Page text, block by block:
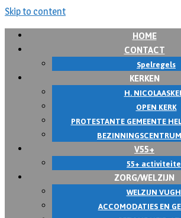
Skip to content
HOME
CONTACT
Spelregels
KERKEN
H.
OPEN KERK
PROTESTANTE GEMEENTE
V55+
55+
ZORG/WELZIJN
WELZIJN
ACCOMODATIES EN